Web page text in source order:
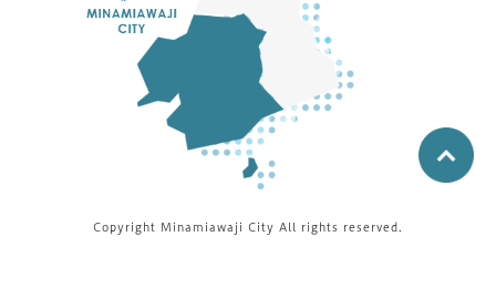
Copyright Minamiawaji City All rights reserved.